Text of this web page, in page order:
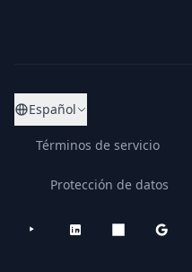
Español
Términos de servicio
Protección de datos